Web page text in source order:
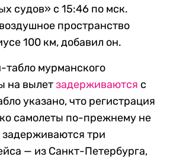
судов» с 15:46 по мск.
пространство
100 км, добавил он.
табло мурманского
на вылетзадерживаются с
указано, что регистрация
самолеты по-прежнему не
три
— из Санкт-Петербурга,